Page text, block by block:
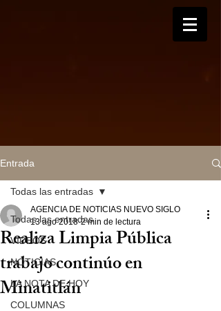
Entrada
Todas las entradas
VIDEOS
NOTICIAS
LA NOTA DE HOY
COLUMNAS
Todas las entradas
Realiza Limpia Pública
trabajo continúo en
Minatitlán
AGENCIA DE NOTICIAS NUEVO SIGLO
13 ago 2018 2 min de lectura